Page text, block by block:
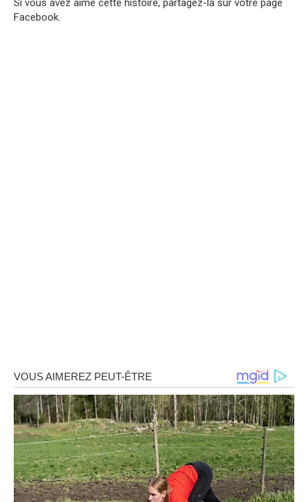
Si vous avez aimé cette histoire, partagez-la sur votre page
Facebook.